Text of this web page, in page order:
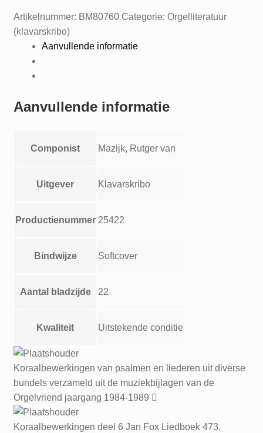
2
Rutger
Mazijk
Sonatine
eeuwig
Koraal
nu
aarde
vervuld
Artikelnummer: BM80760 Categorie: Orgelliteratuur
(klavarskribo)
Aanvullende informatie
Aanvullende informatie
Componist Mazijk, Rutger van
Uitgever Klavarskribo
Productienummer 25422
Bindwijze Softcover
Aantal bladzijde 22
Kwaliteit Uitstekende conditie
Koraalbewerkingen van psalmen en liederen uit diverse
bundels verzameld uit de muziekbijlagen van de
Orgelvriend jaargang 1984-1989
Koraalbewerkingen deel 6 Jan Fox Liedboek 473,